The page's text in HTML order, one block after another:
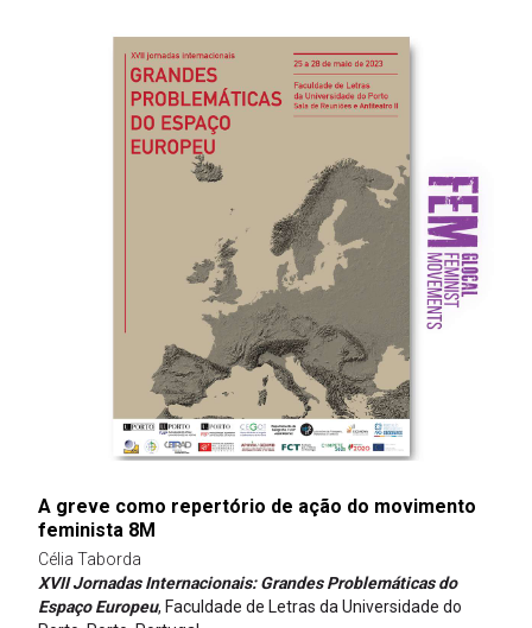
A greve como repertório de ação do movimento
feminista 8M
Célia Taborda
XVII Jornadas Internacionais: Grandes Problemáticas do
Espaço Europeu, Faculdade de Letras da Universidade do